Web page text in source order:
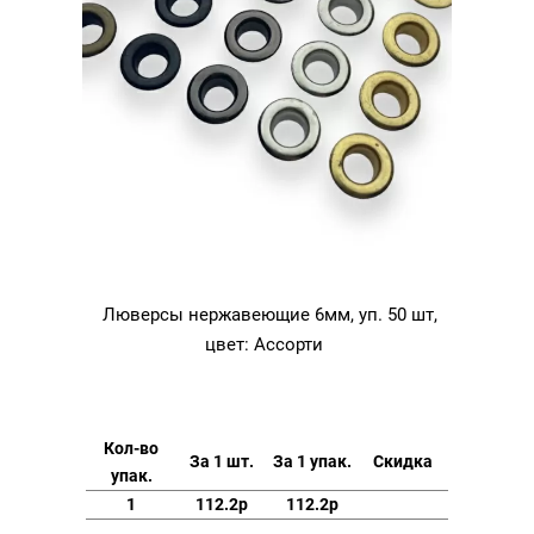
Люверсы нержавеющие 6мм, уп. 50 шт,
цвет: Ассорти
Кол-во
упак.
За 1 шт. За 1 упак. Скидка
1 112.2р 112.2р